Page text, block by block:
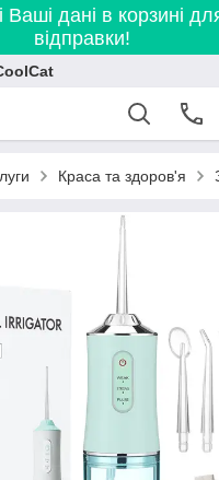
дані в корзині
відправки!
Краса та здоров'я